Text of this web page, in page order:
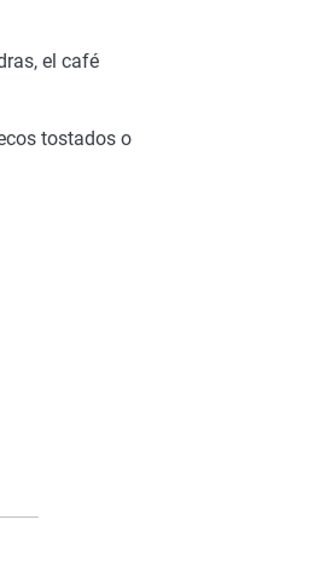
el café
tostados o